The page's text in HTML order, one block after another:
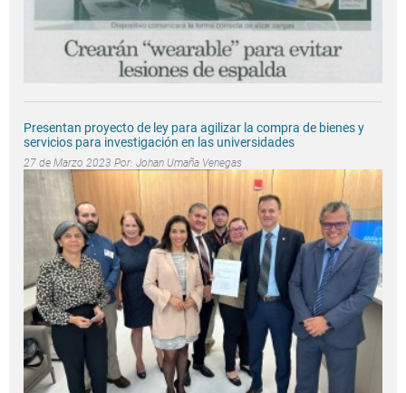
Presentan proyecto de ley para agilizar la compra de bienes y
servicios para investigación en las universidades
27 de Marzo 2023 Por: Johan Umaña Venegas